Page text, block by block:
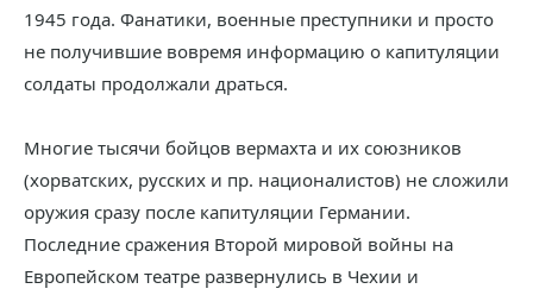
1945 года. Фанатики, военные преступники и просто
не получившие вовремя информацию о капитуляции
солдаты продолжали драться.
Многие тысячи бойцов вермахта и их союзников
(хорватских, русских и пр. националистов) не сложили
оружия сразу после капитуляции Германии.
Последние сражения Второй мировой войны на
Европейском театре развернулись в Чехии и